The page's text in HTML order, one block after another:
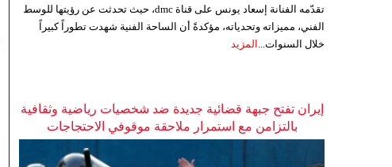
تقدّمه الفنانة إسعاد يونس على قناة dmc، حيث تحدثت عن رؤيتها للوسط
الفني، مميزاته وتحدياته، مؤكدةً أن الساحة الفنية شهدت تطوراً كبيراً
خلال السنوات... المزيد
إيران تفتح جبهة قضائية جديدة ضد شخصيات رياضية وثقافية
بالتزامن مع استمرار ملاحقة موقوفي الاحتجاجات